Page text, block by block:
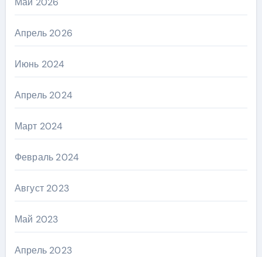
Апрель 2026
Июнь 2024
Апрель 2024
Март 2024
Февраль 2024
Август 2023
Май 2023
Апрель 2023